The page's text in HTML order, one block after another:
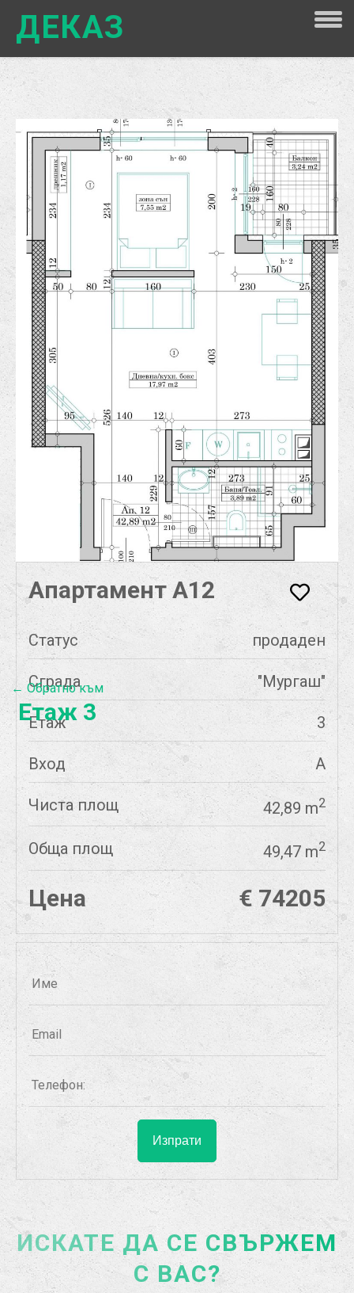
ДЕКАЗ
Апартамент А12
Статус продаден
Сграда "Мургаш"
Етаж 3
Вход А
Чиста площ 42,89 m2
Обща площ 49,47 m2
Цена € 74205
ИСКАТЕ ДА СЕ СВЪРЖЕМ
С ВАС?
← Обратно към
Етаж 3